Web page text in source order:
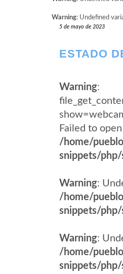
Warning: Undefined
5 de mayo de 2023
ESTADO
Warning:
Failed to
/home/
snippets/php/
Warning:
/home/
snippets/php/
Warning:
/home/
snippets/php/